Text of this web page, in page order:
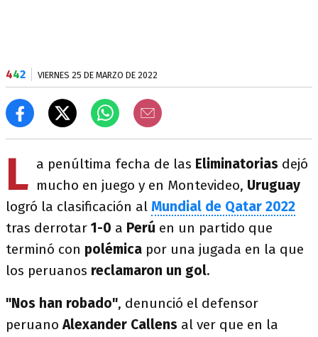
442 VIERNES 25 DE MARZO DE 2022
L a penúltima fecha de las Eliminatorias dejó
mucho en juego y en Montevideo, Uruguay
logró la clasificación al Mundial de Qatar 2022
tras derrotar 1-0 a Perú en un partido que
terminó con polémica por una jugada en la que
los peruanos reclamaron un gol.
"Nos han robado", denunció el defensor
peruanoAlexander Callens al ver que en la